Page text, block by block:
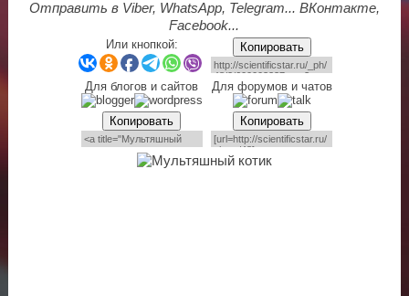
Отправить в Viber, WhatsApp, Telegram... ВКонтакте,
Facebook...
Или кнопкой: Копировать
Для блогов и сайтов Для форумов и чатов
Копировать Копировать